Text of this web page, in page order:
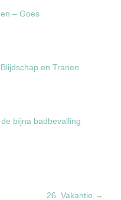
– Goes
en Tranen
bíjna badbevalling
26. Vakantie →